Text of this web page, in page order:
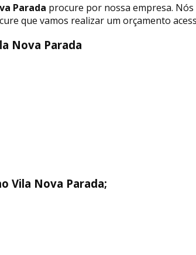
Parada procure por nossa empresa.
que vamos realizar um orçamento
Nova Parada
Vila Nova Parada;